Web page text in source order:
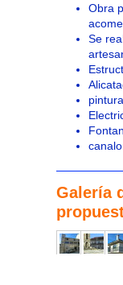
Obra
Se
Galería